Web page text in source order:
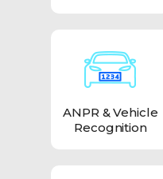
ANPR & Vehicle
Recognition